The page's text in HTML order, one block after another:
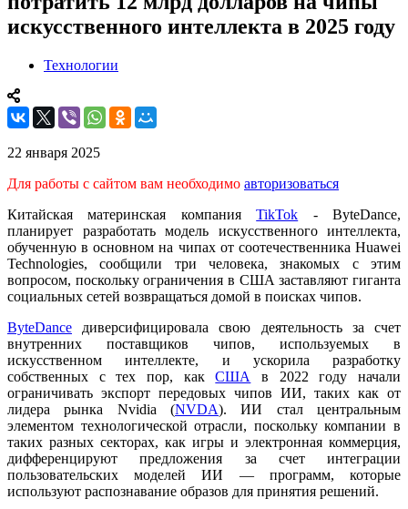
искусственного интеллекта в 2025 году
Технологии
22 января 2025
Для работы с сайтом вам необходимо авторизоваться
Китайская материнская компанияTikTok - ByteDance,
планирует разработать модель искусственного интеллекта,
обученную в основном на чипах от соотечественника Huawei
Technologies, сообщили три человека, знакомых с этим
вопросом, поскольку ограничения в США заставляют гиганта
социальных сетей возвращаться домой в поисках чипов.
ByteDance диверсифицировала свою деятельность за счет
внутренних поставщиков чипов, используемых в
искусственном интеллекте, и ускорила разработку
собственных с тех пор, какСША
в 2022 году начали
ограничивать экспорт передовых чипов ИИ, таких как от
лидера рынка Nvidia (NVDA). ИИ стал центральным
элементом технологической отрасли, поскольку компании в
таких разных секторах, как игры и электронная коммерция,
дифференцируют предложения за счет интеграции
пользовательских моделей ИИ — программ, которые
используют распознавание образов для принятия решений.